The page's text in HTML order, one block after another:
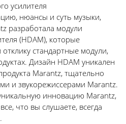
усилителя
нюансы и суть музыки,
разработала модули
(HDAM), которые
стандартные модули,
Дизайн HDAM уникален
Marantz, тщательно
и звукорежиссерами Marantz.
инновацию Marantz,
что вы слушаете, всегда